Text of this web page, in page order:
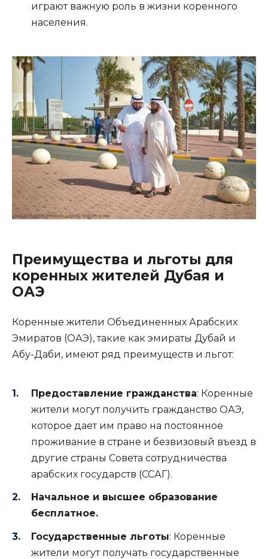
играют важную роль в жизни коренного
населения.
Преимущества и льготы для
коренных жителей Дубая и
ОАЭ
Коренные жители Объединенных Арабских
Эмиратов (ОАЭ), такие как эмираты Дубай и
Абу-Даби, имеют ряд преимуществ и льгот:
Предоставление гражданства: Коренные
жители могут получить гражданство ОАЭ,
которое дает им право на постоянное
проживание в стране и безвизовый въезд в
другие страны Совета сотрудничества
арабских государств (ССАГ).
Начальное и высшее образование
бесплатное.
Государственные льготы: Коренные
жители могут получать государственные